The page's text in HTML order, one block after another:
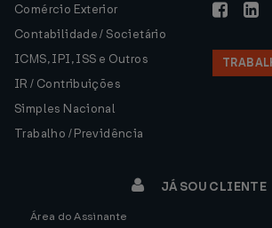
Comércio Exterior
Contabilidade / Societário
ICMS, IPI, ISS e Outros
IR / Contribuições
Simples Nacional
Trabalho / Previdência
JÁ SOU CLIENTE
Área do Assinante